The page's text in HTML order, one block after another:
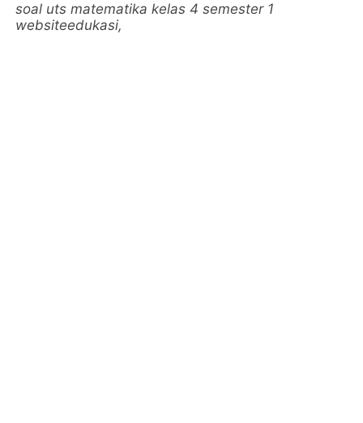
soal uts matematika kelas 4 semester 1
websiteedukasi,